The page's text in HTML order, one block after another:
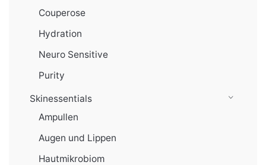
Couperose
Hydration
Neuro Sensitive
Purity
Skinessentials
Ampullen
Augen und Lippen
Hautmikrobiom